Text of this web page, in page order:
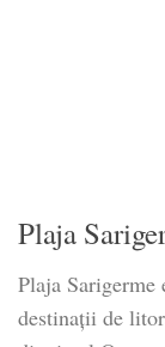
Plaja
Plaja Sarigerme
destinații de